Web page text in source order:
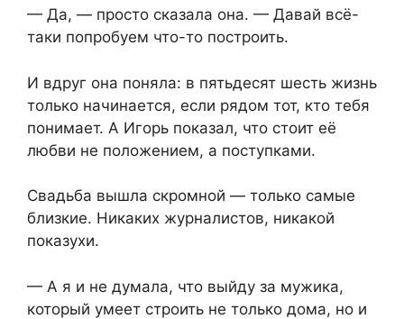
— Да, — просто сказала она. — Давай всё-
таки попробуем что-то построить.
И вдруг она поняла: в пятьдесят шесть жизнь
только начинается, если рядом тот, кто тебя
понимает. А Игорь показал, что стоит её
любви не положением, а поступками.
Свадьба вышла скромной — только самые
близкие. Никаких журналистов, никакой
показухи.
— А я и не думала, что выйду за мужика,
который умеет строить не только дома, но и